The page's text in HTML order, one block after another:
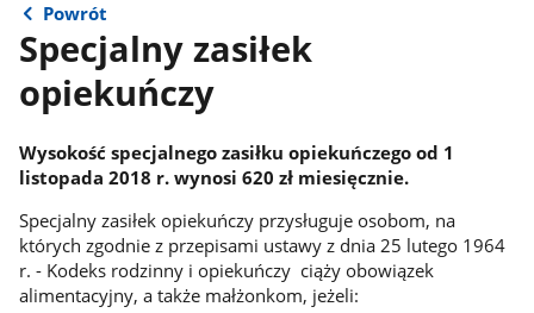
Powrót
Specjalny zasiłek
opiekuńczy
Wysokość specjalnego zasiłku opiekuńczego od 1
listopada 2018 r. wynosi 620 zł miesięcznie.
Specjalny zasiłek opiekuńczy przysługuje osobom, na
których zgodnie z przepisami ustawy z dnia 25 lutego 1964
r. - Kodeks rodzinny i opiekuńczy ciąży obowiązek
alimentacyjny, a także małżonkom, jeżeli: